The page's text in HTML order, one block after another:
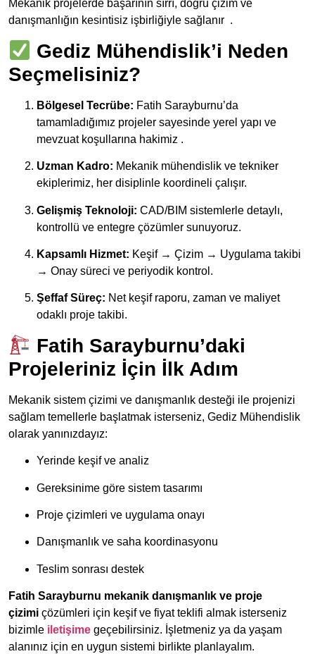
Mekanik projelerde başarının sırrı, doğru çizim ve
danışmanlığın kesintisiz işbirliğiyle sağlanır .
Gediz Mühendislik’i Neden
Seçmelisiniz?
Bölgesel Tecrübe: Fatih Sarayburnu’da
tamamladığımız projeler sayesinde yerel yapı ve
mevzuat koşullarına hakimiz .
Uzman Kadro: Mekanik mühendislik ve tekniker
ekiplerimiz, her disiplinle koordineli çalışır.
Gelişmiş Teknoloji: CAD/BIM sistemlerle detaylı,
kontrollü ve entegre çözümler sunuyoruz.
Kapsamlı Hizmet: Keşif → Çizim → Uygulama takibi
→ Onay süreci ve periyodik kontrol.
Şeffaf Süreç: Net keşif raporu, zaman ve maliyet
odaklı proje takibi.
Fatih Sarayburnu’daki
Projeleriniz İçin İlk Adım
Mekanik sistem çizimi ve danışmanlık desteği ile projenizi
sağlam temellerle başlatmak isterseniz, Gediz Mühendislik
olarak yanınızdayız:
Yerinde keşif ve analiz
Gereksinime göre sistem tasarımı
Proje çizimleri ve uygulama onayı
Danışmanlık ve saha koordinasyonu
Teslim sonrası destek
Fatih Sarayburnu mekanik danışmanlık ve proje
çizimi çözümleri için keşif ve fiyat teklifi almak isterseniz
bizimle iletişime geçebilirsiniz. İşletmeniz ya da yaşam
alanınız için en uygun sistemi birlikte planlayalım.